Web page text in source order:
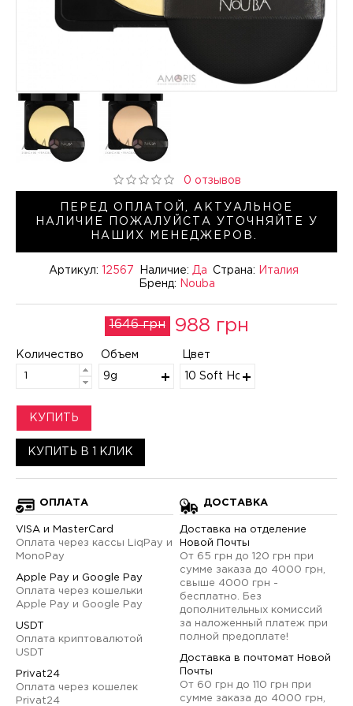
ПЕРЕД ОПЛАТОЙ, АКТУАЛЬНОЕ
НАЛИЧИЕ ПОЖАЛУЙСТА УТОЧНЯЙТЕ У
НАШИХ МЕНЕДЖЕРОВ.
Артикул: 12567 Наличие: Да Страна:
Италия
Бренд:
Nouba
0 отзывов
1646 грн 988 грн
Количество Объем
9g
Цвет
10 Soft Honey 12567
КУПИТЬ
КУПИТЬ В 1 КЛИК
ОПЛАТА
VISA и MasterCard
Оплата через кассы LiqPay и
MonoPay
Apple Pay и Google Pay
Оплата через кошельки
Apple Pay и Google Pay
USDT
Оплата криптовалютой
USDT
Privat24
Оплата через кошелек
Privat24
ДОСТАВКА
Доставка на отделение
Новой Почты
От 65 грн до 120 грн при
сумме заказа до 4000 грн,
свыше 4000 грн -
бесплатно. Без
дополнительных комиссий
за наложенный платеж при
полной предоплате!
Доставка в почтомат Новой
Почты
От 60 грн до 110 грн при
сумме заказа до 4000 грн,